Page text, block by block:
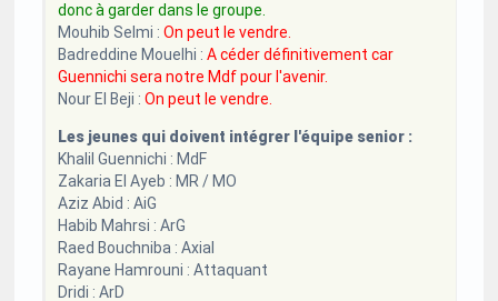
donc à garder dans le groupe.
Mouhib Selmi : On peut le vendre.
Badreddine Mouelhi : A céder définitivement car
Guennichi sera notre Mdf pour l'avenir.
Nour El Beji : On peut le vendre.
Les jeunes qui doivent intégrer l'équipe senior :
Khalil Guennichi : MdF
Zakaria El Ayeb : MR / MO
Aziz Abid : AiG
Habib Mahrsi : ArG
Raed Bouchniba : Axial
Rayane Hamrouni : Attaquant
Dridi : ArD